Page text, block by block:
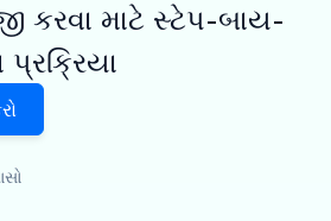
કરવા માટે સ્ટેપ-બાય-